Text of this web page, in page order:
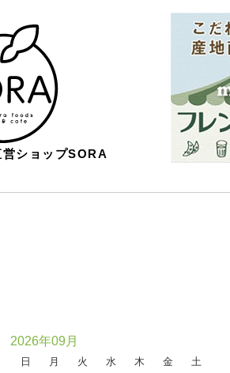
ショップSORA
2026年09月
日 月 火 水 木 金 土